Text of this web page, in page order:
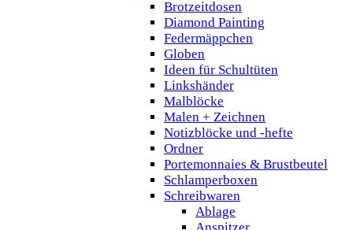
Brotzeitdosen
Diamond Painting
Federmäppchen
Globen
Ideen für Schultüten
Linkshänder
Malblöcke
Malen + Zeichnen
Notizblöcke und -hefte
Ordner
Portemonnaies & Brustbeutel
Schlamperboxen
Schreibwaren
Ablage